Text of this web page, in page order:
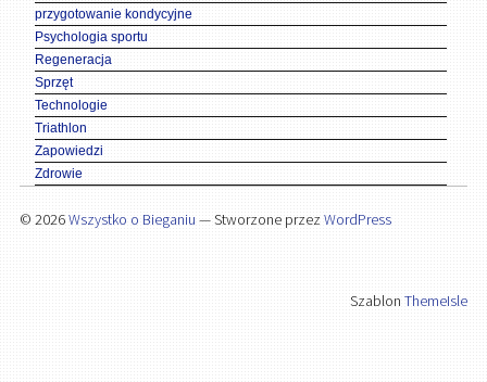
przygotowanie kondycyjne
Psychologia sportu
Regeneracja
Sprzęt
Technologie
Triathlon
Zapowiedzi
Zdrowie
© 2026Wszystko o Bieganiu — Stworzone przez WordPress
SzablonThemeIsle